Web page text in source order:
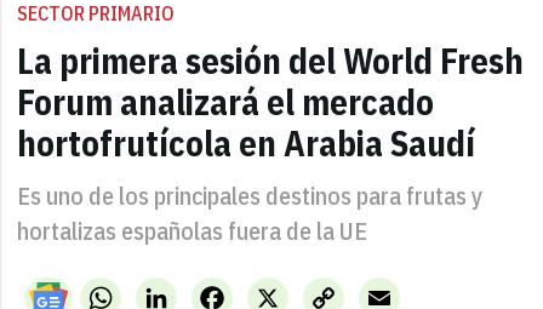
SECTOR PRIMARIO
La primera sesión del World Fresh
Forum analizará el mercado
hortofrutícola en Arabia Saudí
Es uno de los principales destinos para frutas y
hortalizas españolas fuera de la UE
WhatsAppLinkedIn X
Facebook
Copy
Email